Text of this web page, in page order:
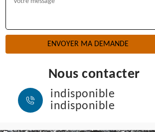
Nous contacter
indisponible
indisponible